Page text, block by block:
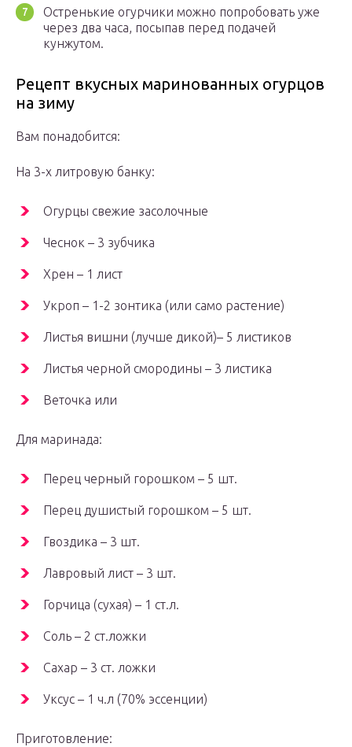
Остренькие огурчики можно попробовать уже
через два часа, посыпав перед подачей
кунжутом.
Рецепт вкусных маринованных огурцов
на зиму
Вам понадобится:
На 3-х литровую банку:
Огурцы свежие засолочные
Чеснок – 3 зубчика
Хрен – 1 лист
Укроп – 1-2 зонтика (или само растение)
Листья вишни (лучше дикой)– 5 листиков
Листья черной смородины – 3 листика
Веточка или
Для маринада:
Перец черный горошком – 5 шт.
Перец душистый горошком – 5 шт.
Гвоздика – 3 шт.
Лавровый лист – 3 шт.
Горчица (сухая) – 1 ст.л.
Соль – 2 ст.ложки
Сахар – 3 ст. ложки
Уксус – 1 ч.л (70% эссенции)
Приготовление: